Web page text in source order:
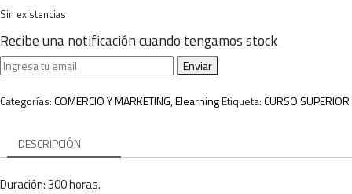
Sin existencias
Recibe una notificación cuando tengamos stock
Enviar
Categorías:COMERCIO Y MARKETING,ElearningEtiqueta:CURSO SUPERIOR
DESCRIPCIÓN
Duración: 300 horas.